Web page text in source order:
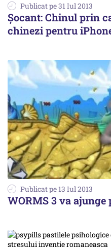
Publicat pe 31 Iul 2013
Șocant: Chinul prin
chinezi pentru
Publicat pe 13 Iul 2013
WORMS 3 va ajunge